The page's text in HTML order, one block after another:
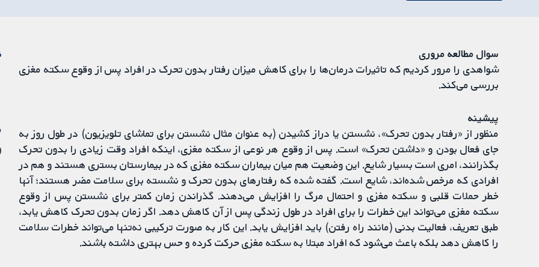
سوال مطالعه مروری
شواهدی را مرور کردیم که تاثیرات درمان‌ها را برای کاهش میزان رفتار بدون تحرک در افراد پس از وقوع سکته مغزی
بررسی می‌کند.
پیشینه
منظور از «رفتار بدون تحرک»، نشستن یا دراز کشیدن (به عنوان مثال نشستن برای تماشای تلویزیون) در طول روز به
جای فعال بودن و «داشتن تحرک» است. پس از وقوع هر نوعی از سکته مغزی، اینکه افراد وقت زیادی را بدون تحرک
بگذرانند، امری است بسیار شایع. این وضعیت هم میان بیماران سکته مغزی که در بیمارستان بستری هستند و هم در
افرادی که مرخص شده‌اند، شایع است. گفته شده که رفتارهای بدون تحرک و نشسته برای سلامت مضر هستند؛ آنها
خطر حملات قلبی و سکته مغزی و احتمال مرگ را افزایش می‌دهند. گذراندن زمان کمتر برای نشستن پس از وقوع
سکته مغزی می‌تواند این خطرات را برای افراد در طول زندگی پس از آن کاهش دهد. اگر زمان بدون تحرک کاهش یابد،
طبق تعریف، فعالیت بدنی (مانند راه رفتن) باید افزایش یابد. این کار به صورت ترکیبی نه‌تنها می‌تواند خطرات سلامت
را کاهش دهد بلکه باعث می‌شود که افراد مبتلا به سکته مغزی حرکت کرده و حس بهتری داشته باشند.